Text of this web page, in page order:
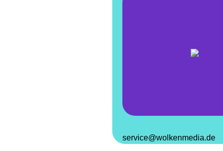
service@wolkenmedia.de